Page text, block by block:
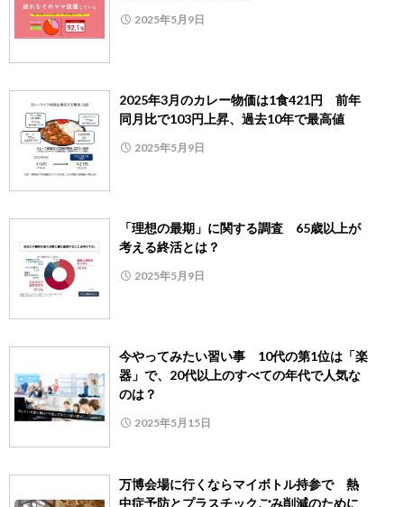
2025年5月9日
2025年3月のカレー物価は1食421円 前年
同月比で103円上昇、過去10年で最高値
2025年5月9日
「理想の最期」に関する調査 65歳以上が
考える終活とは？
2025年5月9日
今やってみたい習い事 10代の第1位は「楽
器」で、20代以上のすべての年代で人気な
のは？
2025年5月15日
万博会場に行くならマイボトル持参で 熱
中症予防とプラスチックごみ削減のために